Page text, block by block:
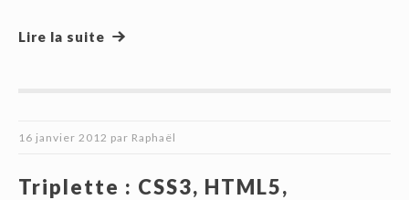
Lire la suite
16 janvier 2012 par Raphaël
Triplette : CSS3, HTML5,